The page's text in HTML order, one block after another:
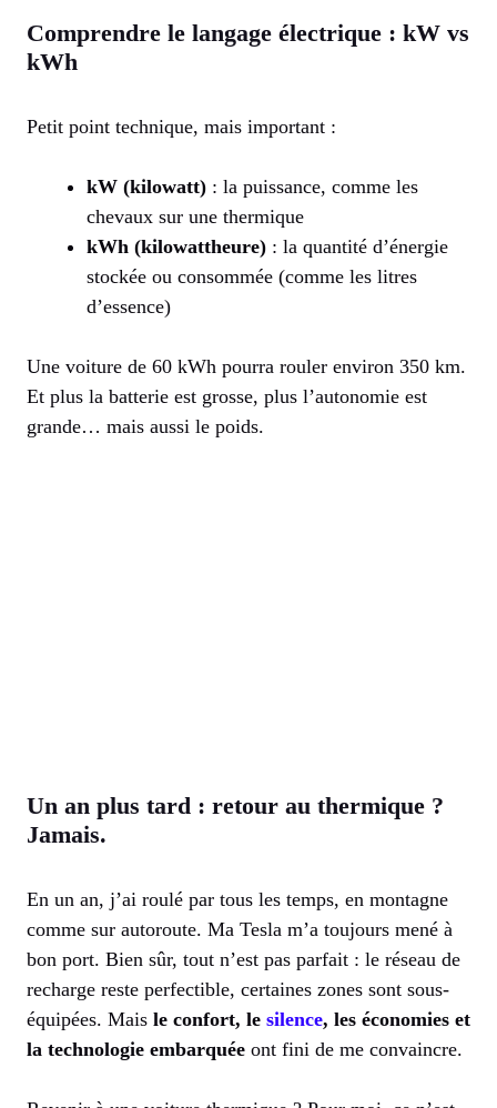
Comprendre le langage électrique : kW vs
kWh
Petit point technique, mais important :
kW (kilowatt) : la puissance, comme les
chevaux sur une thermique
kWh (kilowattheure) : la quantité d’énergie
stockée ou consommée (comme les litres
d’essence)
Une voiture de 60 kWh pourra rouler environ 350 km.
Et plus la batterie est grosse, plus l’autonomie est
grande… mais aussi le poids.
Un an plus tard : retour au thermique ?
Jamais.
En un an, j’ai roulé par tous les temps, en montagne
comme sur autoroute. Ma Tesla m’a toujours mené à
bon port. Bien sûr, tout n’est pas parfait : le réseau de
recharge reste perfectible, certaines zones sont sous-
équipées. Mais le confort, le silence, les économies et
la technologie embarquée ont fini de me convaincre.